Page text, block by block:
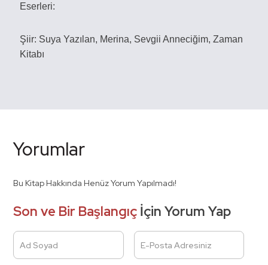
Eserleri:
Şiir: Suya Yazılan, Merina, Sevgii Anneciğim, Zaman
Kitabı
Yorumlar
Bu Kitap Hakkında Henüz Yorum Yapılmadı!
Son ve Bir Başlangıç İçin Yorum Yap
Ad Soyad E-Posta Adresiniz